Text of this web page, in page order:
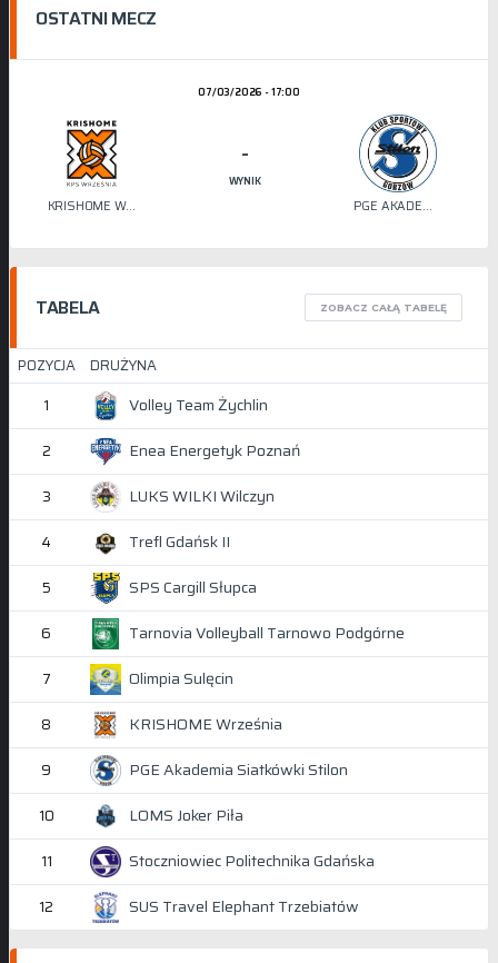
OSTATNI MECZ
07/03/2026 - 17:00
KRISHOME WRZEŚNIA PGE AKADEMIA SIATKÓWKI STILON
-
WYNIK
TABELA ZOBACZ CAŁĄ TABELĘ
POZYCJA
DRUŻYNA
1
Volley Team Żychlin
2 Enea Energetyk Poznań
3 LUKS WILKI Wilczyn
4 Trefl Gdańsk II
5 SPS Cargill Słupca
6 Tarnovia Volleyball Tarnowo Podgórne
7 Olimpia Sulęcin
8 KRISHOME Września
9 PGE Akademia Siatkówki Stilon
10 LOMS Joker Piła
11 Stoczniowiec Politechnika Gdańska
12 SUS Travel Elephant Trzebiatów